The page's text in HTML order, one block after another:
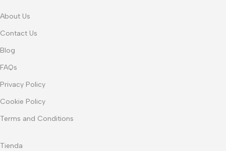
About Us
Contact Us
Blog
FAQs
Privacy Policy
Cookie Policy
Terms and Conditions
Tienda